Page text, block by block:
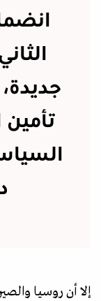
إلا أن روسيا